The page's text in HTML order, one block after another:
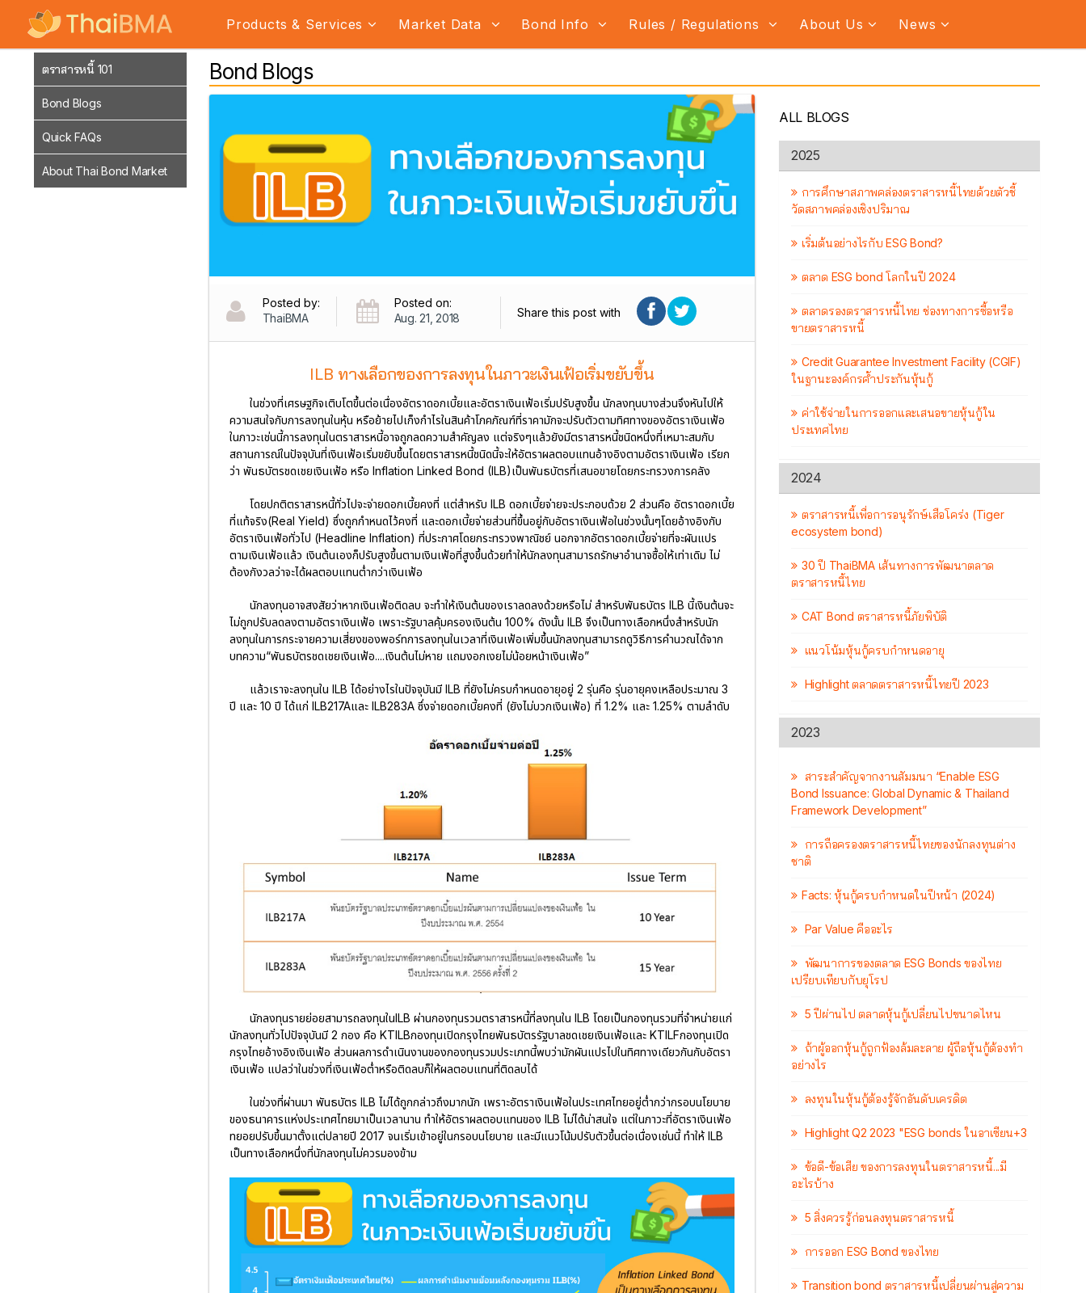
Products & Services Market Data Bond Info Rules / Regulations About Us News
ตราสารหนี้ 101
Bond Blogs
Quick FAQs
About Thai Bond Market
Bond Blogs
Posted by:
ThaiBMA
Posted on:
Aug. 21, 2018
Share this post with
ILB ทางเลือกของการลงทุนในภาวะเงินเฟ้อเริ่มขยับขึ้น
ในช่วงที่เศรษฐกิจเติบโตขึ้นต่อเนื่องอัตราดอกเบี้ยและอัตราเงินเฟ้อเริ่มปรับสูงขึ้น นักลงทุนบางส่วนจึงหันไปให้
ความสนใจกับการลงทุนในหุ้น หรือย้ายไปเก็งกำไรในสินค้าโภคภัณฑ์ที่ราคามักจะปรับตัวตามทิศทางของอัตราเงินเฟ้อ
ในภาวะเช่นนี้การลงทุนในตราสารหนี้อาจถูกลดความสำคัญลง แต่จริงๆแล้วยังมีตราสารหนี้ชนิดหนึ่งที่เหมาะสมกับ
สถานการณ์ในปัจจุบันที่เงินเฟ้อเริ่มขยับขึ้นโดยตราสารหนี้ชนิดนี้จะให้อัตราผลตอบแทนอ้างอิงตามอัตราเงินเฟ้อ เรียก
ว่า พันธบัตรชดเชยเงินเฟ้อ หรือ Inflation Linked Bond (ILB)เป็นพันธบัตรที่เสนอขายโดยกระทรวงการคลัง
โดยปกติตราสารหนี้ทั่วไปจะจ่ายดอกเบี้ยคงที่ แต่สำหรับ ILB ดอกเบี้ยจ่ายจะประกอบด้วย 2 ส่วนคือ อัตราดอกเบี้ย
ที่แท้จริง(Real Yield) ซึ่งถูกกำหนดไว้คงที่ และดอกเบี้ยจ่ายส่วนที่ขึ้นอยู่กับอัตราเงินเฟ้อในช่วงนั้นๆโดยอ้างอิงกับ
อัตราเงินเฟ้อทั่วไป (Headline Inflation) ที่ประกาศโดยกระทรวงพาณิชย์ นอกจากอัตราดอกเบี้ยจ่ายที่จะผันแปร
ตามเงินเฟ้อแล้ว เงินต้นเองก็ปรับสูงขึ้นตามเงินเฟ้อที่สูงขึ้นด้วยทำให้นักลงทุนสามารถรักษาอำนาจซื้อให้เท่าเดิม ไม่
ต้องกังวลว่าจะได้ผลตอบแทนต่ำกว่าเงินเฟ้อ
นักลงทุนอาจสงสัยว่าหากเงินเฟ้อติดลบ จะทำให้เงินต้นของเราลดลงด้วยหรือไม่ สำหรับพันธบัตร ILB นี้เงินต้นจะ
ไม่ถูกปรับลดลงตามอัตราเงินเฟ้อ เพราะรัฐบาลคุ้มครองเงินต้น 100% ดังนั้น ILB จึงเป็นทางเลือกหนึ่งสำหรับนัก
ลงทุนในการกระจายความเสี่ยงของพอร์ทการลงทุนในเวลาที่เงินเฟ้อเพิ่มขึ้นนักลงทุนสามารถดูวิธีการคำนวณได้จาก
บทความ“พันธบัตรชดเชยเงินเฟ้อ....เงินต้นไม่หาย แถมงอกเงยไม่น้อยหน้าเงินเฟ้อ”
แล้วเราจะลงทุนใน ILB ได้อย่างไรในปัจจุบันมี ILB ที่ยังไม่ครบกำหนดอายุอยู่ 2 รุ่นคือ รุ่นอายุคงเหลือประมาณ 3
ปี และ 10 ปี ได้แก่ ILB217Aและ ILB283A ซึ่งจ่ายดอกเบี้ยคงที่ (ยังไม่บวกเงินเฟ้อ) ที่ 1.2% และ 1.25% ตามลำดับ
นักลงทุนรายย่อยสามารถลงทุนในILB ผ่านกองทุนรวมตราสารหนี้ที่ลงทุนใน ILB โดยเป็นกองทุนรวมที่จำหน่ายแก่
นักลงทุนทั่วไปปัจจุบันมี 2 กอง คือ KTILBกองทุนเปิดกรุงไทยพันธบัตรรัฐบาลชดเชยเงินเฟ้อและ KTILFกองทุนเปิด
กรุงไทยอ้างอิงเงินเฟ้อ ส่วนผลการดำเนินงานของกองทุนรวมประเภทนี้พบว่ามักผันแปรไปในทิศทางเดียวกันกับอัตรา
เงินเฟ้อ แปลว่าในช่วงที่เงินเฟ้อต่ำหรือติดลบก็ให้ผลตอบแทนที่ติดลบได้
ในช่วงที่ผ่านมา พันธบัตร ILB ไม่ได้ถูกกล่าวถึงมากนัก เพราะอัตราเงินเฟ้อในประเทศไทยอยู่ต่ำกว่ากรอบนโยบาย
ของธนาคารแห่งประเทศไทยมาเป็นเวลานาน ทำให้อัตราผลตอบแทนของ ILB ไม่ได้น่าสนใจ แต่ในภาวะที่อัตราเงินเฟ้อ
ทยอยปรับขึ้นมาตั้งแต่ปลายปี 2017 จนเริ่มเข้าอยู่ในกรอบนโยบาย และมีแนวโน้มปรับตัวขึ้นต่อเนื่องเช่นนี้ ทำให้ ILB
เป็นทางเลือกหนึ่งที่นักลงทุนไม่ควรมองข้าม
ALL BLOGS
2025
การศึกษาสภาพคล่องตราสารหนี้ไทยด้วยตัวชี้
วัดสภาพคล่องเชิงปริมาณ
เริ่มต้นอย่างไรกับ ESG Bond?
ตลาด ESG bond โลกในปี 2024
ตลาดรองตราสารหนี้ไทย ช่องทางการซื้อหรือ
ขายตราสารหนี้
Credit Guarantee Investment Facility (CGIF)
ในฐานะองค์กรค้ำประกันหุ้นกู้
ค่าใช้จ่ายในการออกและเสนอขายหุ้นกู้ใน
ประเทศไทย
2024
ตราสารหนี้เพื่อการอนุรักษ์เสือโคร่ง (Tiger
ecosystem bond)
30 ปี ThaiBMA เส้นทางการพัฒนาตลาด
ตราสารหนี้ไทย
CAT Bond ตราสารหนี้ภัยพิบัติ
แนวโน้มหุ้นกู้ครบกำหนดอายุ
Highlight ตลาดตราสารหนี้ไทยปี 2023
2023
สาระสำคัญจากงานสัมมนา “Enable ESG
Bond Issuance: Global Dynamic & Thailand
Framework Development”
การถือครองตราสารหนี้ไทยของนักลงทุนต่าง
ชาติ
Facts: หุ้นกู้ครบกำหนดในปีหน้า (2024)
Par Value คืออะไร
พัฒนาการของตลาด ESG Bonds ของไทย
เปรียบเทียบกับยุโรป
5 ปีผ่านไป ตลาดหุ้นกู้เปลี่ยนไปขนาดไหน
ถ้าผู้ออกหุ้นกู้ถูกฟ้องล้มละลาย ผู้ถือหุ้นกู้ต้องทำ
อย่างไร
ลงทุนในหุ้นกู้ต้องรู้จักอันดับเครดิต
Highlight Q2 2023 "ESG bonds ในอาเซียน+3
ข้อดี-ข้อเสีย ของการลงทุนในตราสารหนี้...มี
อะไรบ้าง
5 สิ่งควรรู้ก่อนลงทุนตราสารหนี้
การออก ESG Bond ของไทย
Transition bond ตราสารหนี้เปลี่ยนผ่านสู่ความ